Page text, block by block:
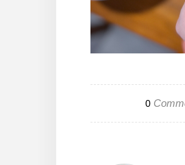
0